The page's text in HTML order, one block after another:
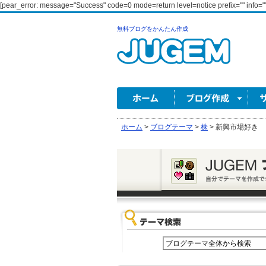
[pear_error: message="Success" code=0 mode=return level=notice prefix=""
無料ブログをかんたん作成
ホーム > ブログテーマ > 株 > 新興市場好き